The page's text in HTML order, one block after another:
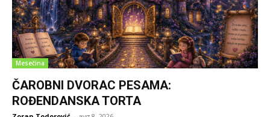
Mesečina
ČAROBNI DVORAC PESAMA:
ROĐENDANSKA TORTA